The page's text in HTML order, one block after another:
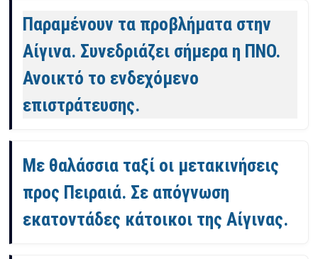
Άρθρα
Παραμένουν τα προβλήματα στην
Αίγινα. Συνεδριάζει σήμερα η ΠΝΟ.
Ανοικτό το ενδεχόμενο
επιστράτευσης.
Με θαλάσσια ταξί οι μετακινήσεις
προς Πειραιά. Σε απόγνωση
εκατοντάδες κάτοικοι της Αίγινας.